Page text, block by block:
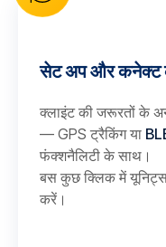
सेट अप और कनेक्ट
क्लाइंट की जरूरतों के
— GPS ट्रैकिंग या
फंक्शनैलिटी के साथ।
बस कुछ क्लिक में
करें।